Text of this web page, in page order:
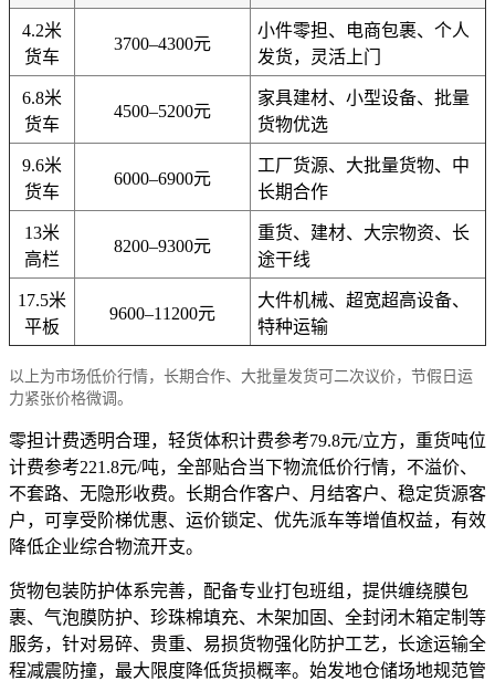
4.2米
货车
3700–4300元
小件零担、电商包裹、个人
发货，灵活上门
6.8米
货车
4500–5200元
家具建材、小型设备、批量
货物优选
9.6米
货车
6000–6900元
工厂货源、大批量货物、中
长期合作
13米
高栏
8200–9300元
重货、建材、大宗物资、长
途干线
17.5米
平板
9600–11200元
大件机械、超宽超高设备、
特种运输
以上为市场低价行情，长期合作、大批量发货可二次议价，节假日运
力紧张价格微调。
零担计费透明合理，轻货体积计费参考79.8元/立方，重货吨位
计费参考221.8元/吨，全部贴合当下物流低价行情，不溢价、
不套路、无隐形收费。长期合作客户、月结客户、稳定货源客
户，可享受阶梯优惠、运价锁定、优先派车等增值权益，有效
降低企业综合物流开支。
货物包装防护体系完善，配备专业打包班组，提供缠绕膜包
裹、气泡膜防护、珍珠棉填充、木架加固、全封闭木箱定制等
服务，针对易碎、贵重、易损货物强化防护工艺，长途运输全
程减震防撞，最大限度降低货损概率。始发地仓储场地规范管